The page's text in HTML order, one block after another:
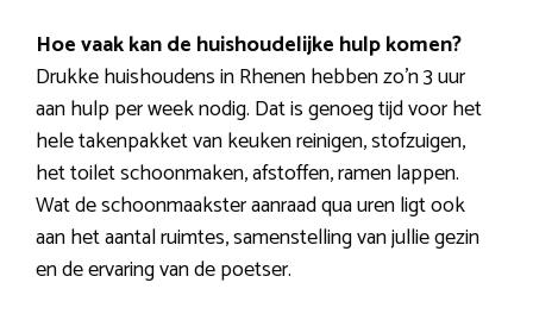
Hoe vaak kan de huishoudelijke hulp komen?
Drukke huishoudens in Rhenen hebben zo’n 3 uur
aan hulp per week nodig. Dat is genoeg tijd voor het
hele takenpakket van keuken reinigen, stofzuigen,
het toilet schoonmaken, afstoffen, ramen lappen.
Wat de schoonmaakster aanraad qua uren ligt ook
aan het aantal ruimtes, samenstelling van jullie gezin
en de ervaring van de poetser.